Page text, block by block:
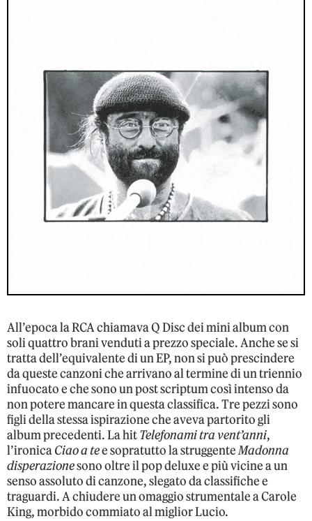
All’epoca la RCA chiamava Q Disc dei mini album con
soli quattro brani venduti a prezzo speciale. Anche se si
tratta dell’equivalente di un EP, non si può prescindere
da queste canzoni che arrivano al termine di un triennio
infuocato e che sono un post scriptum così intenso da
non potere mancare in questa classifica. Tre pezzi sono
figli della stessa ispirazione che aveva partorito gli
album precedenti. La hitTelefonami tra vent’anni,
l’ironicaCiao a tee sopratutto la struggenteMadonna
disperazionesono oltre il pop deluxe e più vicine a un
senso assoluto di canzone, slegato da classifiche e
traguardi. A chiudere un omaggio strumentale a Carole
King, morbido commiato al miglior Lucio.